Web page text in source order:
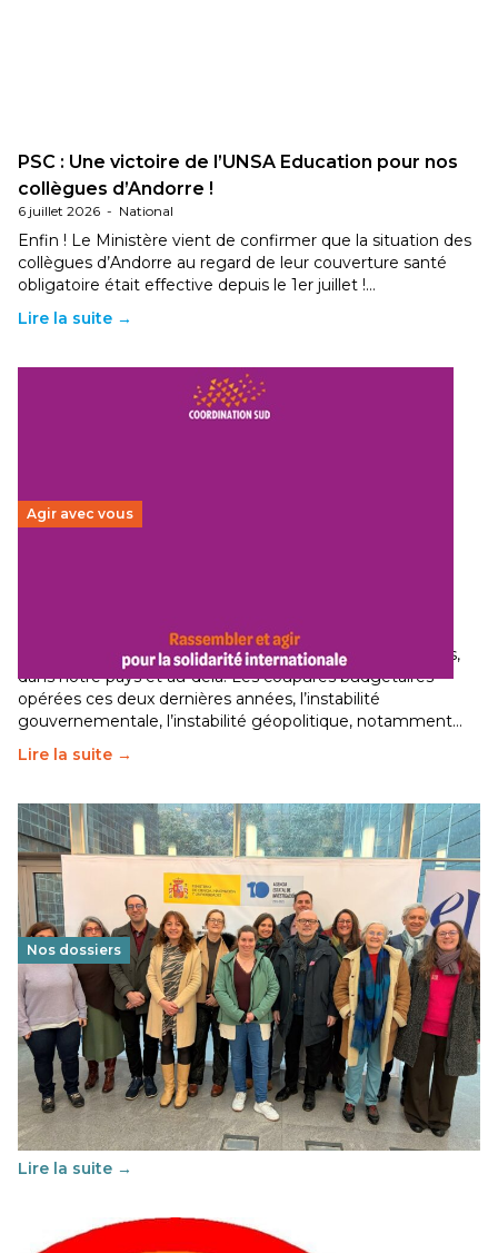
PSC : Une victoire de l’UNSA Education pour nos
collègues d’Andorre !
6 juillet 2026 - National
Enfin ! Le Ministère vient de confirmer que la situation des
collègues d’Andorre au regard de leur couverture santé
obligatoire était effective depuis le 1er juillet !…
Lire la suite →
Agir avec vous
Le secteur humanitaire connaît des difficultés profondes,
dans notre pays et au-delà. Les coupures budgétaires
opérées ces deux dernières années, l’instabilité
gouvernementale, l’instabilité géopolitique, notamment…
Lire la suite →
Nos dossiers
Éducation au vivre-ensemble : un échange croisé
franco-espagnol pour changer d’approche
29 juin 2026-National
Cette année, l'UNSA Éducation a mené un projet Erasmus
soutenu par l'union Européenne et centré sur l'éducation
au vivre-ensemble : quelles différences entre la France…
Lire la suite →